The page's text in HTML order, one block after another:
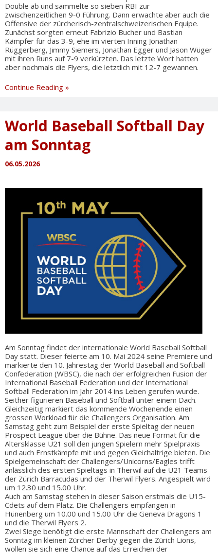
Double ab und sammelte so sieben RBI zur
zwischenzeitlichen 9-0 Führung. Dann erwachte aber auch die
Offensive der zürcherisch-zentralschweizerischen Equipe.
Zunächst sorgten erneut Fabrizio Bucher und Bastian
Kämpfer für das 3-9, ehe im vierten Inning Jonathan
Rüggerberg, Jimmy Siemers, Jonathan Egger und Jason Wüger
mit ihren Runs auf 7-9 verkürzten. Das letzte Wort hatten
aber nochmals die Flyers, die letztlich mit 12-7 gewannen.
Continue Reading »
World Baseball Softball Day
am Sonntag
06.05.2026
Am Sonntag findet der internationale World Baseball Softball
Day statt. Dieser feierte am 10. Mai 2024 seine Premiere und
markierte den 10. Jahrestag der World Baseball and Softball
Confederation (WBSC), die nach der erfolgreichen Fusion der
International Baseball Federation und der International
Softball Federation im Jahr 2014 ins Leben gerufen wurde.
Seither figurieren Baseball und Softball unter einem Dach.
Gleichzeitig markiert das kommende Wochenende einen
grossen Workload für die Challengers Organisation. Am
Samstag geht zum Beispiel der erste Spieltag der neuen
Prospect League über die Bühne. Das neue Format für die
Altersklasse U21 soll den jungen Spielern mehr Spielpraxis
und auch Ernstkämpfe mit und gegen Gleichaltrige bieten. Die
Spielgemeinschaft der Challengers/Unicorns/Eagles trifft
anlässlich des ersten Spieltags in Therwil auf die U21 Teams
der Zürich Barracudas und der Therwil Flyers. Angespielt wird
um 12.30 und 15.00 Uhr.
Auch am Samstag stehen in dieser Saison erstmals die U15-
Cdets auf dem Platz. Die Challengers empfangen in
Hünenberg um 10.00 und 15.00 Uhr die Geneva Dragons 1
und die Therwil Flyers 2.
Zwei Siege benötigt die erste Mannschaft der Challengers am
Sonntag im kleinen Zürcher Derby gegen die Zürich Lions,
wollen sie sich eine Chance auf das Erreichen der